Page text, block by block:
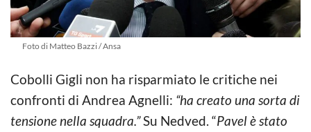
Foto di Matteo Bazzi / Ansa
Cobolli Gigli non ha risparmiato le critiche nei
confronti di Andrea Agnelli: “ha creato una sorta di
tensione nella squadra.”Su Nedved. “Pavel è stato